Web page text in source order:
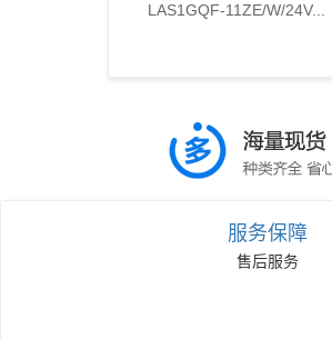
LAS1GQF-11ZE/W/24V...
服务保障
售后服务